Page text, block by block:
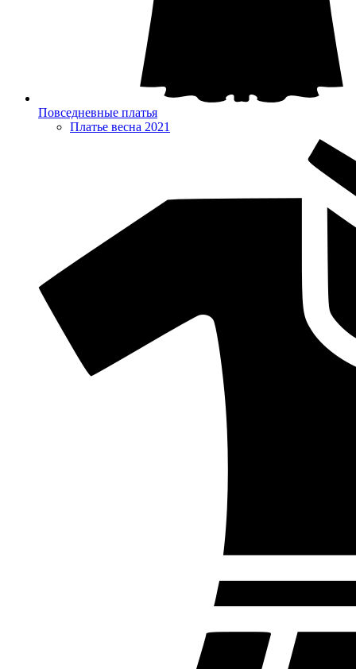
Повседневные платья
Платье весна 2021